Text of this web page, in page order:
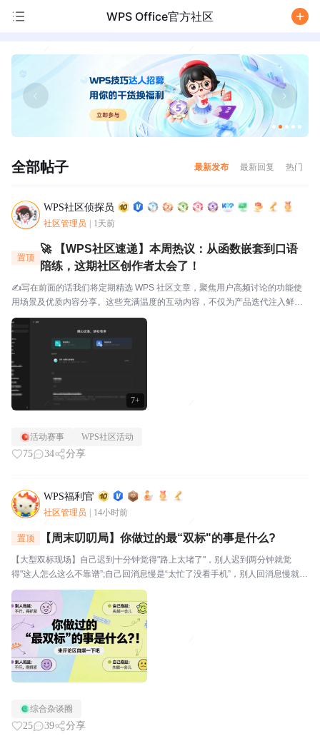
WPS Office官方社区
全部帖子 最新发布 最新回复 热门
WPS社区侦探员
社区管理员 1天前
7+
置顶
🚀 【WPS社区速递】本周热议：从函数嵌套到口语
陪练，这期社区创作者太会了！
✍️写在前面的话我们将定期精选 WPS 社区文章，聚焦用户高频讨论的功能使
用场景及优质内容分享。这些充满温度的互动内容，不仅为产品迭代注入鲜活
灵感，更搭建起官方与用户的双向沟通桥梁，每一份分享都值得被看见与珍
视。⭐关于WPS社区WPS社区（bbs.wps....
活动赛事 WPS社区活动
75 34 分享
WPS福利官
社区管理员 14小时前
置顶 【周末叨叨局】你做过的最“双标"的事是什么?
【大型双标现场】自己迟到十分钟觉得"路上太堵了"，别人迟到两分钟就觉
得"这人怎么这么不靠谱”;自己回消息慢是“太忙了没看手机”，别人回消息慢就是
“故意不回我吧”🔥玩法："我对自己___________,但对别人__________。我就
是这么双标。评论区坦...
综合杂谈圈
25 39 分享